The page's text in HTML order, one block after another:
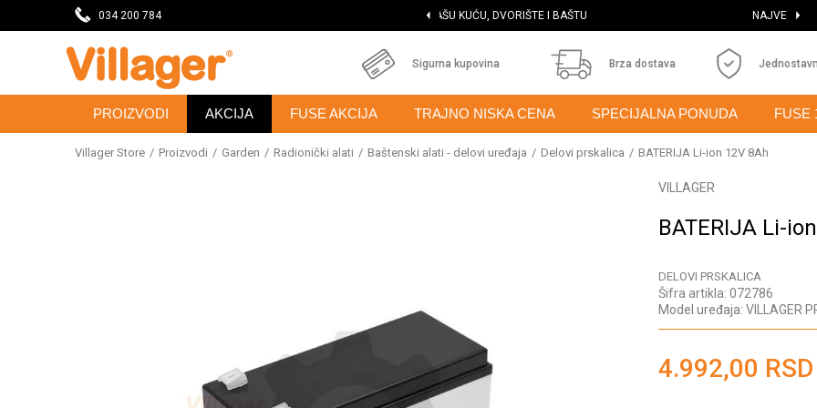
034 200 784 NAJVEĆI IZBOR MAŠINA I ALATA
Sigurna kupovina Brza dostava
PROIZVODI AKCIJA FUSE AKCIJA TRAJNO NISKA CENA SPECIJALNA PONUDA FUSE
Villager Store Proizvodi Garden Radionički alati Baštenski alati - delovi uređaja Delovi prskalica BATERIJA Li-ion 12V 8Ah
VILLAGER
BATERIJA Li-
DELOVI PRSKALICA
Šifra artikla: 072786
Model uređaja: VILLAGER
4.992,00 RSD